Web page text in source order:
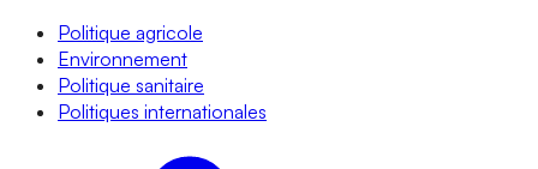
Politique agricole
Environnement
Politique sanitaire
Politiques internationales